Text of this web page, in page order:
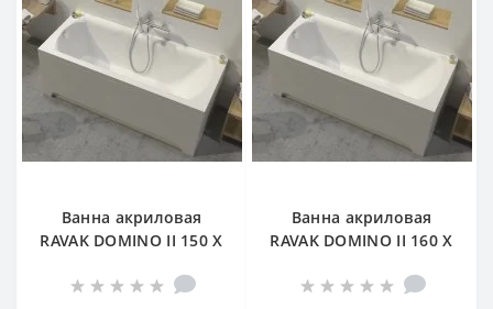
Ванна акриловая
RAVAK DOMINO II 150 Х
Ванна акриловая
RAVAK DOMINO II 160 Х